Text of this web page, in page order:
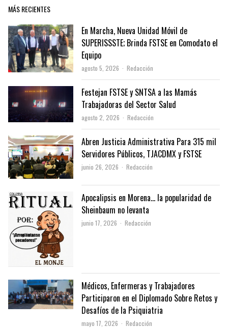
MÁS RECIENTES
En Marcha, Nueva Unidad Móvil de
SUPERISSSTE; Brinda FSTSE en Comodato el
Equipo
agosto 5, 2026 Author
Redacción
Festejan FSTSE y SNTSA a las Mamás
Trabajadoras del Sector Salud
agosto 2, 2026 Author
Redacción
Abren Justicia Administrativa Para 315 mil
Servidores Públicos, TJACDMX y FSTSE
junio 26, 2026 Author
Redacción
Apocalipsis en Morena… la popularidad de
Sheinbaum no levanta
junio 17, 2026 Author
Redacción
Médicos, Enfermeras y Trabajadores
Participaron en el Diplomado Sobre Retos y
Desafíos de la Psiquiatria
mayo 17, 2026 Author
Redacción